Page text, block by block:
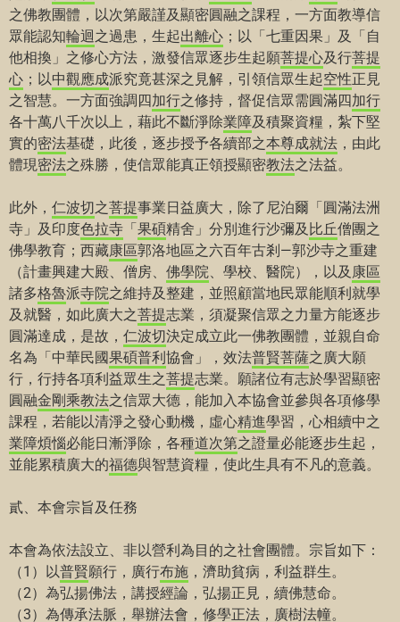
之佛教團體，以次第嚴謹及顯密圓融之課程，一方面教導信
眾能認知輪迴之過患，生起出離心 ；以「七重因果」及「自
他相換」之修心方法，激發信眾逐步生起願菩提心及行菩提
心 ；以中觀 應成派究竟甚深之見解，引領信眾生起空性正見
之智慧。一方面強調四加行之修持，督促信眾需圓滿四加行
各十萬八千次以上，藉此不斷淨除業障及積聚資糧，紮下堅
實的密法基礎，此後，逐步授予各續部之本尊成就法 ，由此
體現密法之殊勝，使信眾能真正領授顯密教法之法益。
此外， 仁波切之菩提事業日益廣大，除了尼泊爾「圓滿法洲
寺」及印度色拉寺 「果碩精舍」分別進行沙彌及 比丘僧團之
佛學教育；西藏康區郭洛地區之六百年古剎—郭沙寺之重建
（計畫興建大殿、僧房、 佛學院 、學校、醫院），以及 康區
諸多格魯派寺院之維持及整建，並照顧當地民眾能順利就學
及就醫，如此廣大之菩提志業，須凝聚信眾之力量方能逐步
圓滿達成，是故， 仁波切決定成立此一佛教團體，並親自命
名為「中華民國果碩普利協會」，效法普賢菩薩之廣大願
行，行持各項利益眾生之菩提志業。願諸位有志於學習顯密
圓融金剛乘教法之信眾大德，能加入本協會並參與各項修學
課程，若能以清淨之發心動機，虛心精進學習，心相續中之
業障煩惱必能日漸淨除，各種道次第之證量必能逐步生起，
並能累積廣大的福德與智慧資糧，使此生具有不凡的意義。
貳、本會宗旨及任務
本會為依法設立、非以營利為目的之社會團體。宗旨如下：
（1）以普賢願行，廣行布施 ，濟助貧病，利益群生。
（2）為弘揚佛法，講授經論，弘揚正見，續佛慧命。
（3）為傳承法脈 ，舉辦法會 ，修學正法，廣樹法幢。